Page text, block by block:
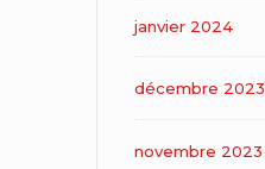
janvier 2024
décembre 2023
novembre 2023